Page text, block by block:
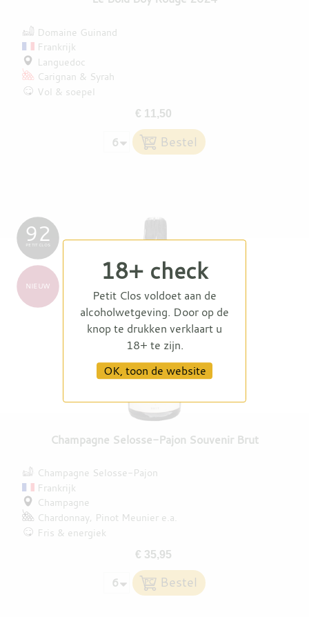
Domaine Guinand
Frankrijk
Languedoc
Carignan
Syrah
Vol & soepel
€ 11,50
Champagne Selosse-Pajon Souvenir Brut
92
PETIT CLOS
NIEUW
Champagne Selosse-Pajon
Frankrijk
Champagne
Chardonnay Pinot Meunier e.a.
Fris & energiek
€ 35,95
18+ check
Petit Clos voldoet aan de
alcoholwetgeving. Door op de
knop te drukken verklaart u
18+ te zijn.
OK, toon de website